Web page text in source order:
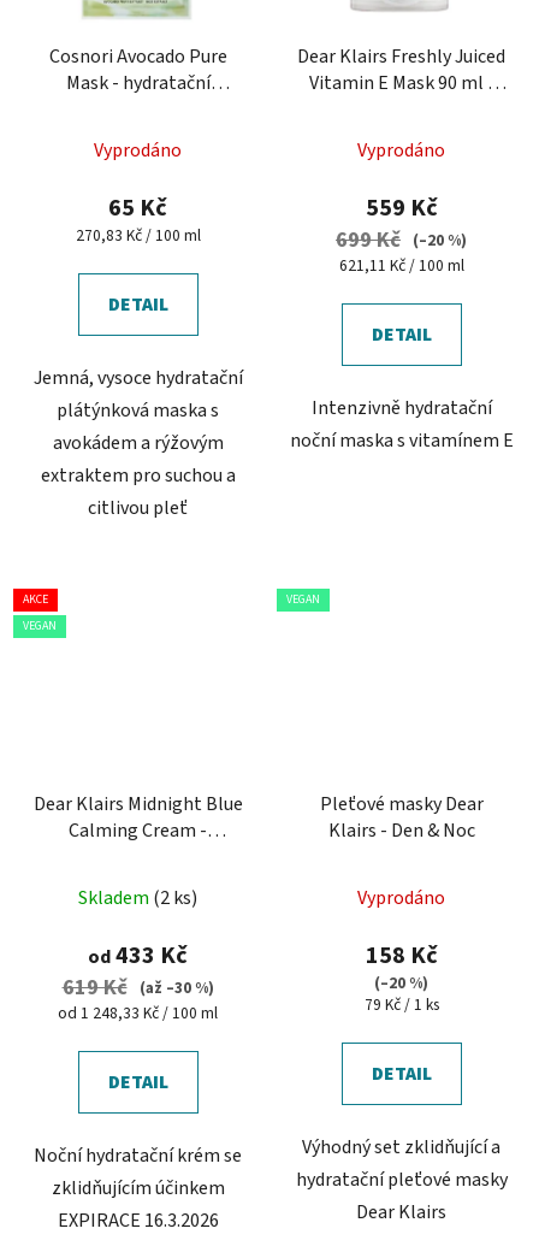
Cosnori Avocado Pure
Mask - hydratační
Vyprodáno
65 Kč
Měrná
270,83 Kč / 100 ml
DETAIL
Jemná, vysoce hydratační
plátýnková maska s
avokádem a rýžovým
extraktem pro suchou a
citlivou pleť
Dear Klairs Freshly Juiced
Vitamin E Mask 90 ml -
maska
Vyprodáno
559 Kč
699 Kč (–20 %)
Měrná
621,11 Kč / 100 ml
DETAIL
Intenzivně hydratační
noční maska s vitamínem E
AKCE
VEGAN
Dear Klairs Midnight Blue
Calming Cream -
Skladem (2 ks)
od433 Kč
619 Kč
(až –30 %)
Měrná
od 1 248,33 Kč / 100 ml
DETAIL
Noční hydratační krém se
zklidňujícím účinkem
EXPIRACE 16.3.2026
VEGAN
Pleťové masky Dear
Klairs - Den & Noc
Vyprodáno
158 Kč
(–20 %)
Měrná
79 Kč / 1 ks
DETAIL
Výhodný set zklidňující a
hydratační pleťové masky
Dear Klairs